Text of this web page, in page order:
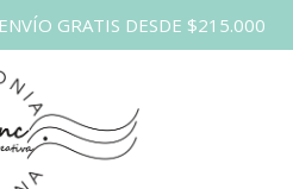
GRATIS DESDE $215.000